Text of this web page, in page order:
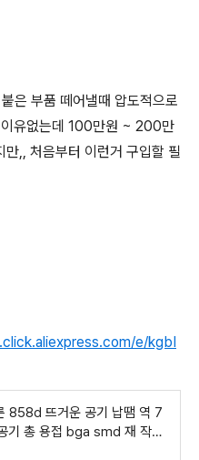
은 부품 떼어낼때 압도적으로
유없는데 100만원 ~ 200만
,, 처음부터 이런거 구입할 필
e/kgbI
858d 뜨거운 공기 납땜 역 7
총 용접 bga smd 재 작업
플레이 나선형 바람-에서열선